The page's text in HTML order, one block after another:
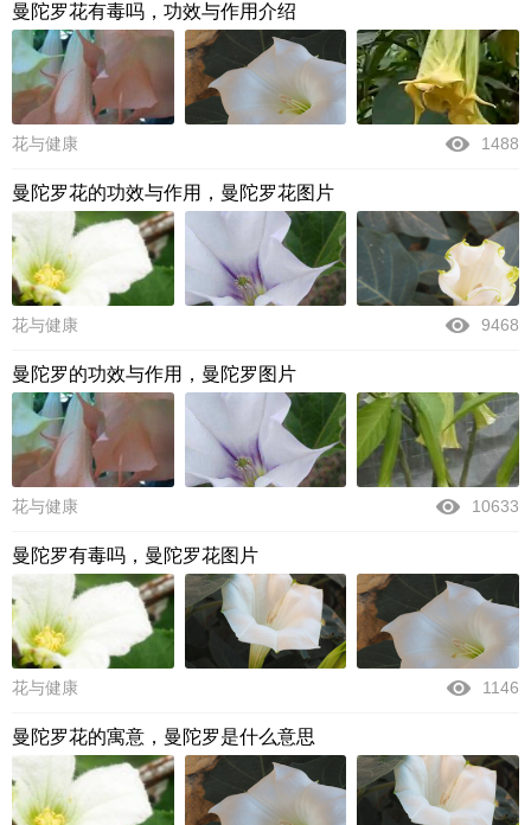
曼陀罗花有毒吗，功效与作用介绍
花与健康 1488
曼陀罗花的功效与作用，曼陀罗花图片
花与健康 9468
曼陀罗的功效与作用，曼陀罗图片
花与健康 10633
曼陀罗有毒吗，曼陀罗花图片
花与健康 1146
曼陀罗花的寓意，曼陀罗是什么意思